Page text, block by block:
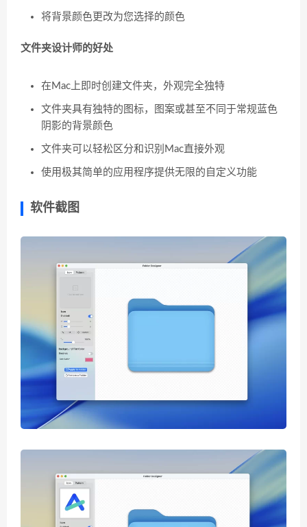
将背景颜色更改为您选择的颜色
文件夹设计师的好处
在Mac上即时创建文件夹，外观完全独特
文件夹具有独特的图标，图案或甚至不同于常规蓝色
阴影的背景颜色
文件夹可以轻松区分和识别Mac直接外观
使用极其简单的应用程序提供无限的自定义功能
软件截图